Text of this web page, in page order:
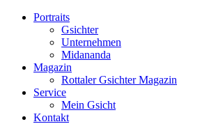
Portraits
Gsichter
Unternehmen
Midananda
Magazin
Rottaler Gsichter Magazin
Service
Mein Gsicht
Kontakt